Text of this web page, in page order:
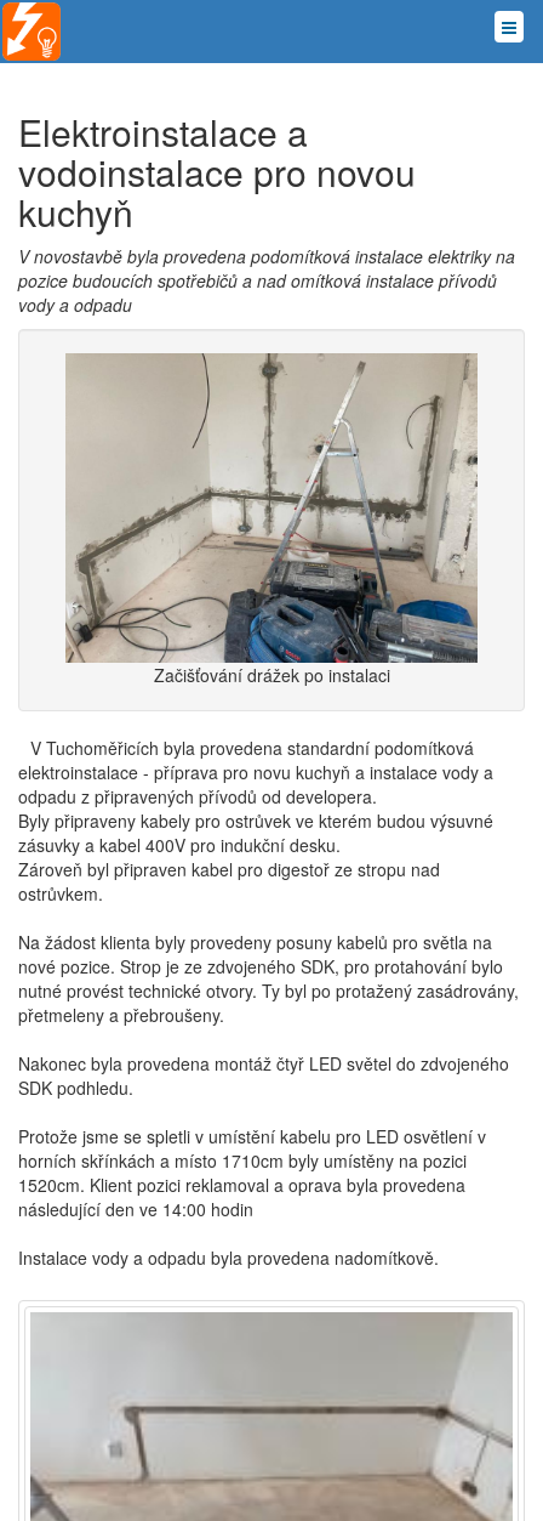
Elektroinstalace a
vodoinstalace pro novou
kuchyň
V novostavbě byla provedena podomítková instalace elektriky na
pozice budoucích spotřebičů a nad omítková instalace přívodů
vody a odpadu
Začišťování drážek po instalaci
V Tuchoměřicích byla provedena standardní podomítková
elektroinstalace - příprava pro novu kuchyň a instalace vody a
odpadu z připravených přívodů od developera.
Byly připraveny kabely pro ostrůvek ve kterém budou výsuvné
zásuvky a kabel 400V pro indukční desku.
Zároveň byl připraven kabel pro digestoř ze stropu nad
ostrůvkem.
Na žádost klienta byly provedeny posuny kabelů pro světla na
nové pozice. Strop je ze zdvojeného SDK, pro protahování bylo
nutné provést technické otvory. Ty byl po protažený zasádrovány,
přetmeleny a přebroušeny.
Nakonec byla provedena montáž čtyř LED světel do zdvojeného
SDK podhledu.
Protože jsme se spletli v umístění kabelu pro LED osvětlení v
horních skřínkách a místo 1710cm byly umístěny na pozici
1520cm. Klient pozici reklamoval a oprava byla provedena
následující den ve 14:00 hodin
Instalace vody a odpadu byla provedena nadomítkově.